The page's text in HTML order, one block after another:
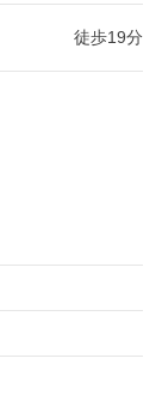
徒歩19分